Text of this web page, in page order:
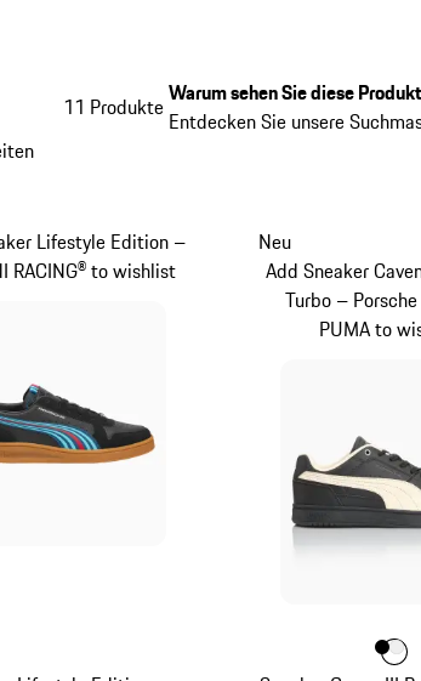
11 ProdukteWarum sehen Sie diese
Entdecken Sie unsere
Lifestyle Edition –
RACING® to wishlist
Neu
Add Sneaker
Turbo –
PUMA to
Farbe
FarbeFarbe